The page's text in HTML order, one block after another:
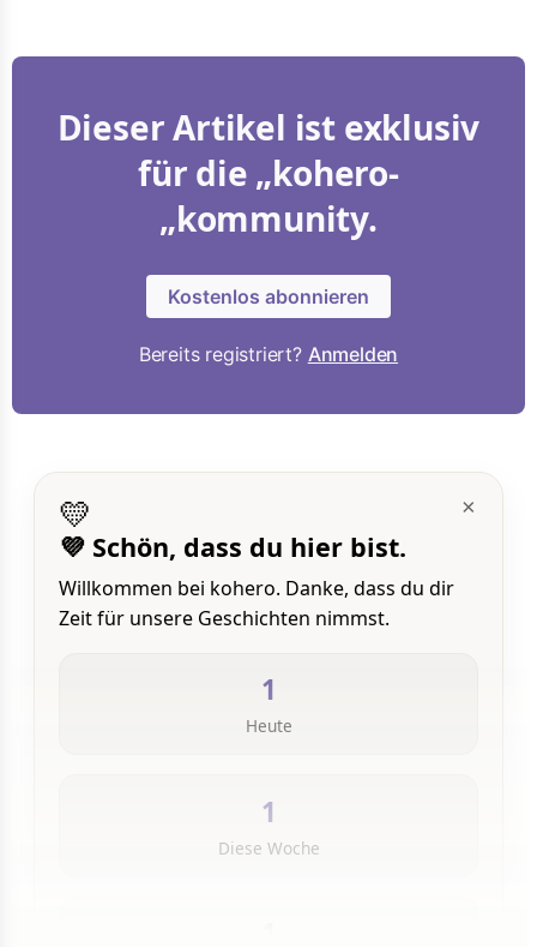
Dieser Artikel ist exklusiv
für die „kohero-
„kommunity.
Kostenlos abonnieren
Bereits registriert? Anmelden
×
💛
💜 Schön, dass du hier bist.
Willkommen bei kohero. Danke, dass du dir
Zeit für unsere Geschichten nimmst.
1
Heute
1
Diese Woche